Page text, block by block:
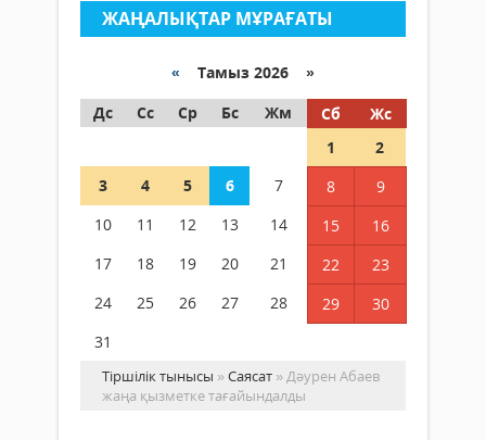
ЖАҢАЛЫҚТАР МҰРАҒАТЫ
« Тамыз 2026 »
Дс
Сс Ср Бс Жм Сб
Жс
1
2
3
4 5 6 7 8
9
10
11 12 13 14 15
16
17
18 19 20 21 22
23
24
25 26 27 28 29
30
31
Тіршілік тынысы »Саясат » Дәурен Абаев
жаңа қызметке тағайындалды